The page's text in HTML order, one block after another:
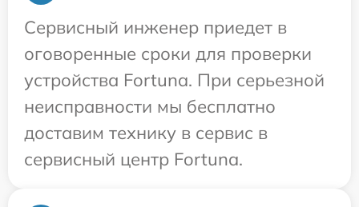
Сервисный инженер приедет в
оговоренные сроки для проверки
устройства Fortuna. При серьезной
неисправности мы бесплатно
доставим технику в сервис в
сервисный центр Fortuna.